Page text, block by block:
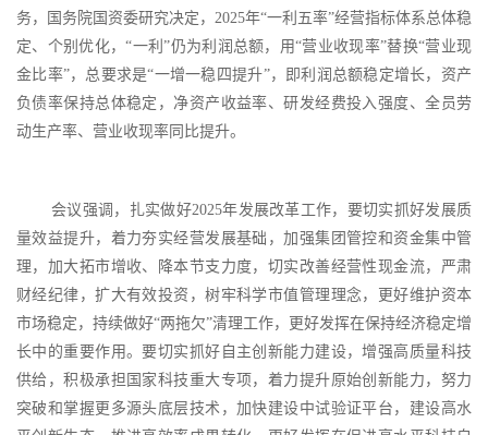
务，国务院国资委研究决定，2025年“一利五率”经营指标体系总体稳
定、个别优化，“一利”仍为利润总额，用“营业收现率”替换“营业现
金比率”，总要求是“一增一稳四提升”，即利润总额稳定增长，资产
负债率保持总体稳定，净资产收益率、研发经费投入强度、全员劳
动生产率、营业收现率同比提升。
会议强调，扎实做好2025年发展改革工作，要切实抓好发展质
量效益提升，着力夯实经营发展基础，加强集团管控和资金集中管
理，加大拓市增收、降本节支力度，切实改善经营性现金流，严肃
财经纪律，扩大有效投资，树牢科学市值管理理念，更好维护资本
市场稳定，持续做好“两拖欠”清理工作，更好发挥在保持经济稳定增
长中的重要作用。要切实抓好自主创新能力建设，增强高质量科技
供给，积极承担国家科技重大专项，着力提升原始创新能力，努力
突破和掌握更多源头底层技术，加快建设中试验证平台，建设高水